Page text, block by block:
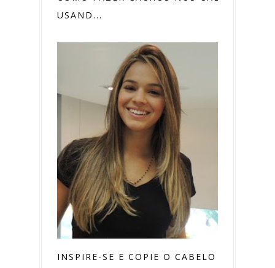
USAND...
INSPIRE-SE E COPIE O CABELO LOIRO